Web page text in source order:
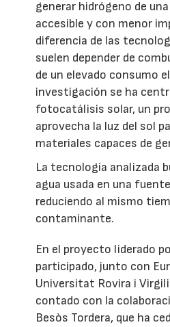
generar hidrógeno de
accesible y con menor
diferencia de las
suelen depender de
de un elevado consumo
investigación se ha
fotocatálisis solar, un
aprovecha la luz del sol
materiales capaces de
La tecnología analizada
agua usada en una
reduciendo al mismo
contaminante.
En el proyecto liderado
participado, junto con
Universitat Rovira i
contado con la
Besòs Tordera, que ha